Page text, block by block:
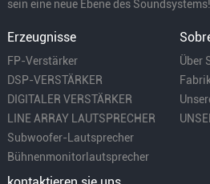
sein eine neue Ebene des Soundsystems!
Erzeugnisse
FP-Verstärker
DSP-VERSTÄRKER
DIGITALER VERSTÄRKER
LINE ARRAY LAUTSPRECHER
Subwoofer-Lautsprecher
Bühnenmonitorlautsprecher
Über